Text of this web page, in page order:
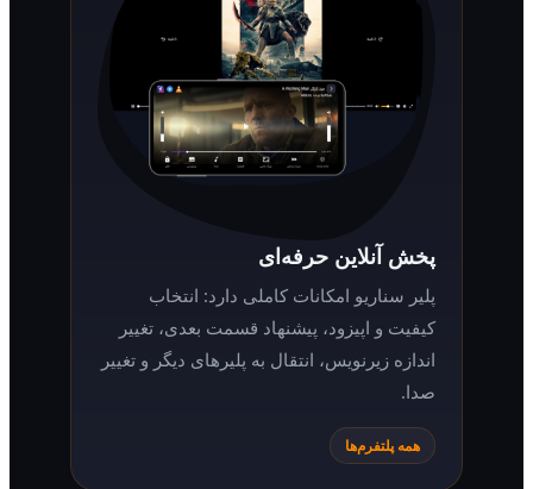
پخش آنلاین حرفه‌ای
پلیر سناریو امکانات کاملی دارد: انتخاب
کیفیت و اپیزود، پیشنهاد قسمت بعدی، تغییر
اندازه زیرنویس، انتقال به پلیرهای دیگر و تغییر
همه پلتفرم‌ها